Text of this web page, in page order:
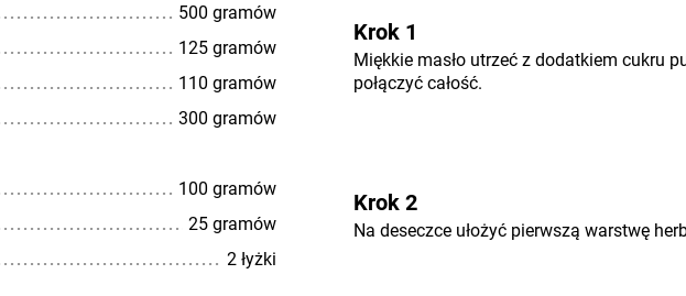
500 gramów
125 gramów
110 gramów
300 gramów
100 gramów
25 gramów
2 łyżki
Krok 1
Miękkie masło utrzeć z dodatkiem cukru
połączyć całość.
Krok 2
Na deseczce ułożyć pierwszą warstwę